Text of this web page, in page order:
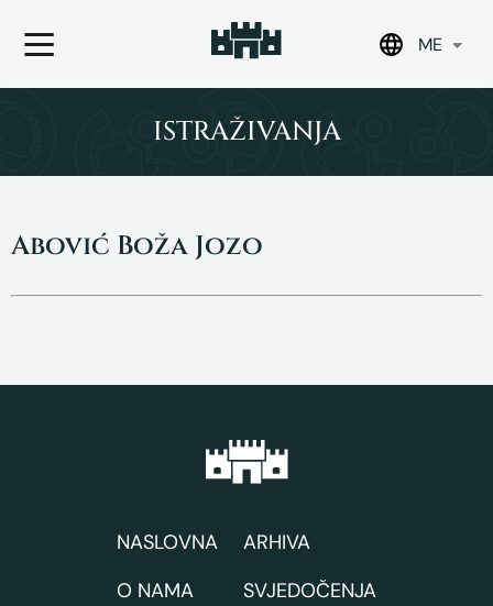
ME
ISTRAŽIVANJA
Abović Boža Jozo
NASLOVNA
O NAMA
ARHIVA
SVJEDOČENJA